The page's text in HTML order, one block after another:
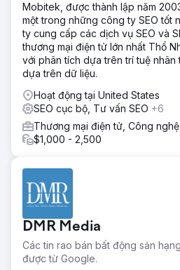
Mobitek, được thành lập năm
một trong những công ty SEO tốt
ty cung cấp các dịch vụ SEO và
thương mại điện tử lớn nhất Thổ
với phân tích dựa trên trí tuệ
dựa trên dữ liệu.
Hoạt động tại United States
SEO cục bộ, Tư vấn SEO +6
Thương mại điện tử, Công
$1,000 - 2,500
DMR Media
Các tin rao bán bất động sản
được từ Google.